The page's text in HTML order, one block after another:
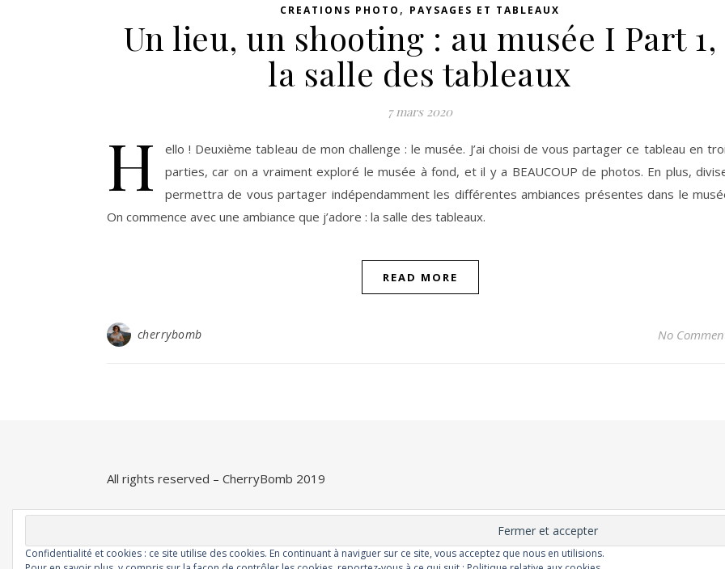
CREATIONS PHOTO , PAYSAGES ET TABLEAUX
Un lieu, un shooting : au musée I Part 1,
la salle des tableaux
7 mars 2020
H
ello ! Deuxième tableau de mon challenge : le musée. J’ai choisi de vous partager ce tableau en
parties, car on a vraiment exploré le musée à fond, et il y a BEAUCOUP de photos. En plus,
permettra de vous partager indépendamment les différentes ambiances présentes dans le
On commence avec une ambiance que j’adore : la salle des tableaux.
READ MORE
cherrybomb No
All rights reserved – CherryBomb 2019
Savona Theme byOptima Themes
Confidentialité et cookies : ce site utilise des cookies. En continuant à naviguer sur ce site, vous acceptez que nous en utilisions.